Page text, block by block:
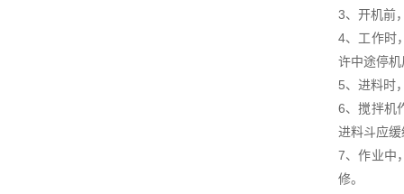
3、开机前
4、工作时
许中途停
5、进料时
6、搅拌机
进料斗应
7、作业中
修。